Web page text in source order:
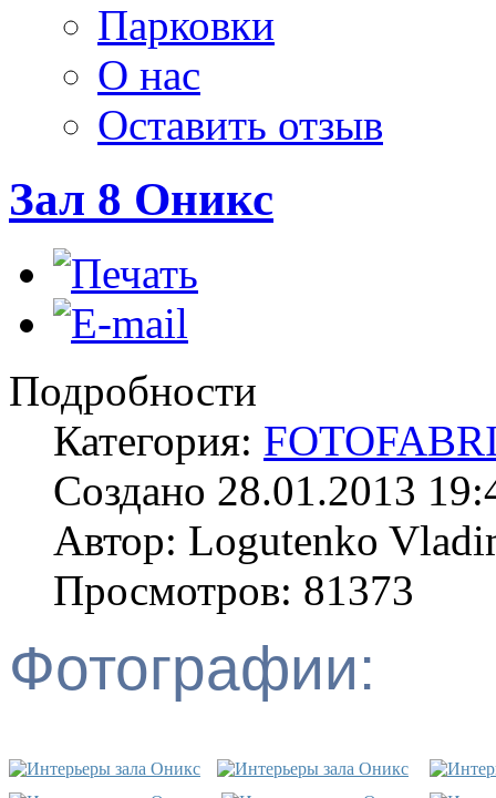
Парковки
О нас
Оставить отзыв
Зал 8 Оникс
Подробности
Категория:
Создано 28.01.2013
Автор: Logutenko
Просмотров: 81373
Фотографии: